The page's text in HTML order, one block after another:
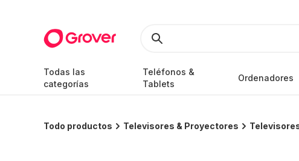
Todas las
categorías
Teléfonos &
Tablets
Ordenadores
Todo productos Televisores & Proyectores